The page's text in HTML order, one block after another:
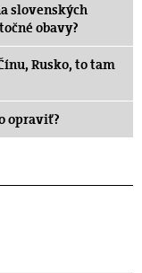
slovenských
obavy?
Rusko, to tam
opraviť?